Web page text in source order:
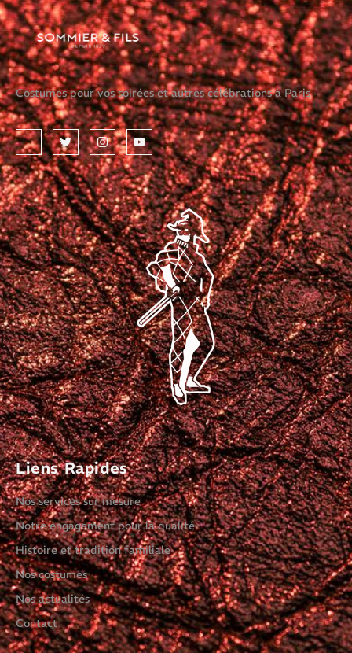
Costumes pour vos soirées et autres célébrations à Paris
Liens Rapides
Nos services sur mesure
Notre engagement pour la qualité
Histoire et tradition familiale
Nos costumes
Nos actualités
Contact